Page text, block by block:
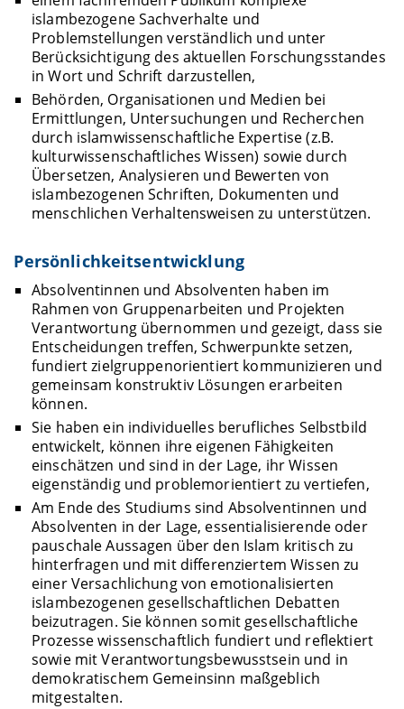
islambezogene Sachverhalte und
Problemstellungen verständlich und unter
Berücksichtigung des aktuellen Forschungsstandes
in Wort und Schrift darzustellen,
Behörden, Organisationen und Medien bei
Ermittlungen, Untersuchungen und Recherchen
durch islamwissenschaftliche Expertise (z.B.
kulturwissenschaftliches Wissen) sowie durch
Übersetzen, Analysieren und Bewerten von
islambezogenen Schriften, Dokumenten und
menschlichen Verhaltensweisen zu unterstützen.
Persönlichkeitsentwicklung
Absolventinnen und Absolventen haben im
Rahmen von Gruppenarbeiten und Projekten
Verantwortung übernommen und gezeigt, dass sie
Entscheidungen treffen, Schwerpunkte setzen,
fundiert zielgruppenorientiert kommunizieren und
gemeinsam konstruktiv Lösungen erarbeiten
können.
Sie haben ein individuelles berufliches Selbstbild
entwickelt, können ihre eigenen Fähigkeiten
einschätzen und sind in der Lage, ihr Wissen
eigenständig und problemorientiert zu vertiefen,
Am Ende des Studiums sind Absolventinnen und
Absolventen in der Lage, essentialisierende oder
pauschale Aussagen über den Islam kritisch zu
hinterfragen und mit differenziertem Wissen zu
einer Versachlichung von emotionalisierten
islambezogenen gesellschaftlichen Debatten
beizutragen. Sie können somit gesellschaftliche
Prozesse wissenschaftlich fundiert und reflektiert
sowie mit Verantwortungsbewusstsein und in
demokratischem Gemeinsinn maßgeblich
mitgestalten.